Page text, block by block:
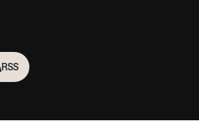
RSS